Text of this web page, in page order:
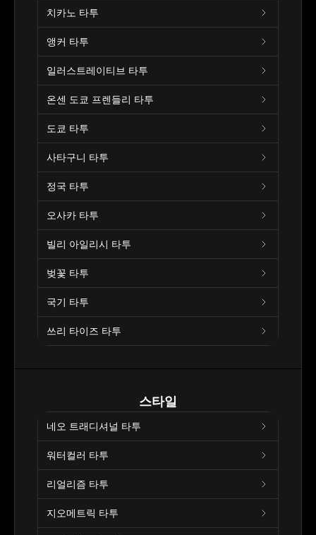
치카노 타투
앵커 타투
일러스트레이티브 타투
온센 도쿄 프렌들리 타투
도쿄 타투
사타구니 타투
정국 타투
오사카 타투
빌리 아일리시 타투
벚꽃 타투
국기 타투
쓰리 타이즈 타투
스타일
네오 트래디셔널 타투
워터컬러 타투
리얼리즘 타투
지오메트릭 타투